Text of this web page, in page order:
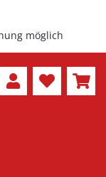
möglich